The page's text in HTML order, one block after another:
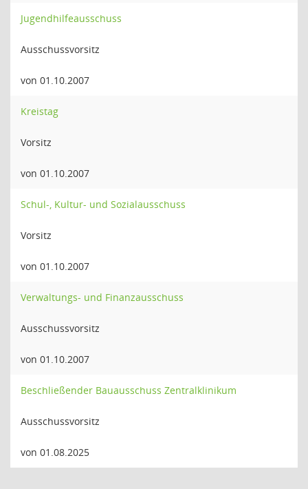
Jugendhilfeausschuss
Ausschussvorsitz
von 01.10.2007
Kreistag
Vorsitz
von 01.10.2007
Schul-, Kultur- und Sozialausschuss
Vorsitz
von 01.10.2007
Verwaltungs- und Finanzausschuss
Ausschussvorsitz
von 01.10.2007
Beschließender Bauausschuss Zentralklinikum
Ausschussvorsitz
von 01.08.2025